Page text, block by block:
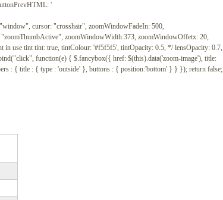
'
cursor: "crosshair", zoomWindowFadeIn: 500,
zoomWindowWidth:373, zoomWindowOffetx: 20,
in use tint tint: true, tintColour: '#f5f5f5', tintOpacity: 0.5, */ lensOpacity: 0.7,
function(e) { $.fancybox({ href: $(this).data('zoom-image'), title:
: { title : { type : 'outside' }, buttons : { position:'bottom' } } }); return false;